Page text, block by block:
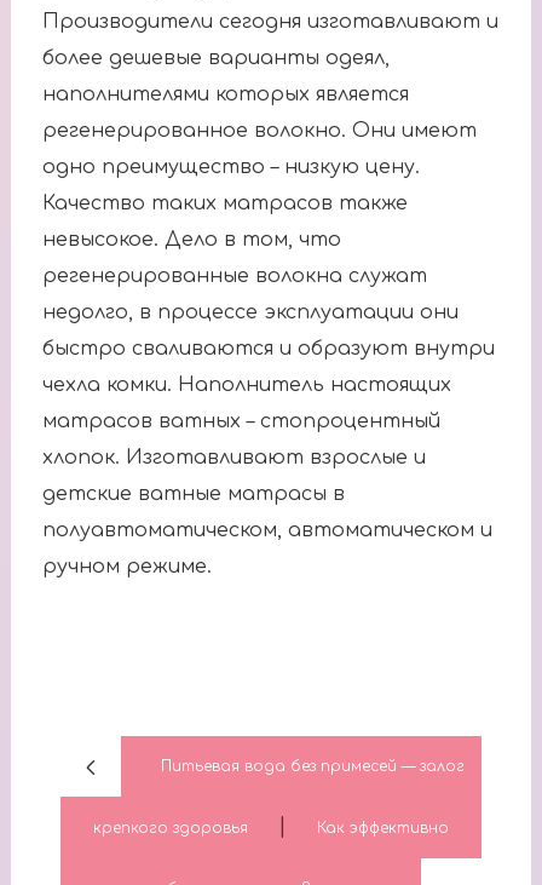
Производители сегодня изготавливают и
более дешевые варианты одеял,
наполнителями которых является
регенерированное волокно. Они имеют
одно преимущество – низкую цену.
Качество таких матрасов также
невысокое. Дело в том, что
регенерированные волокна служат
недолго, в процессе эксплуатации они
быстро сваливаются и образуют внутри
чехла комки. Наполнитель настоящих
матрасов ватных – стопроцентный
хлопок. Изготавливают взрослые и
детские ватные матрасы в
полуавтоматическом, автоматическом и
ручном режиме.
Питьевая вода без примесей — залог
крепкого здоровья Как эффективно